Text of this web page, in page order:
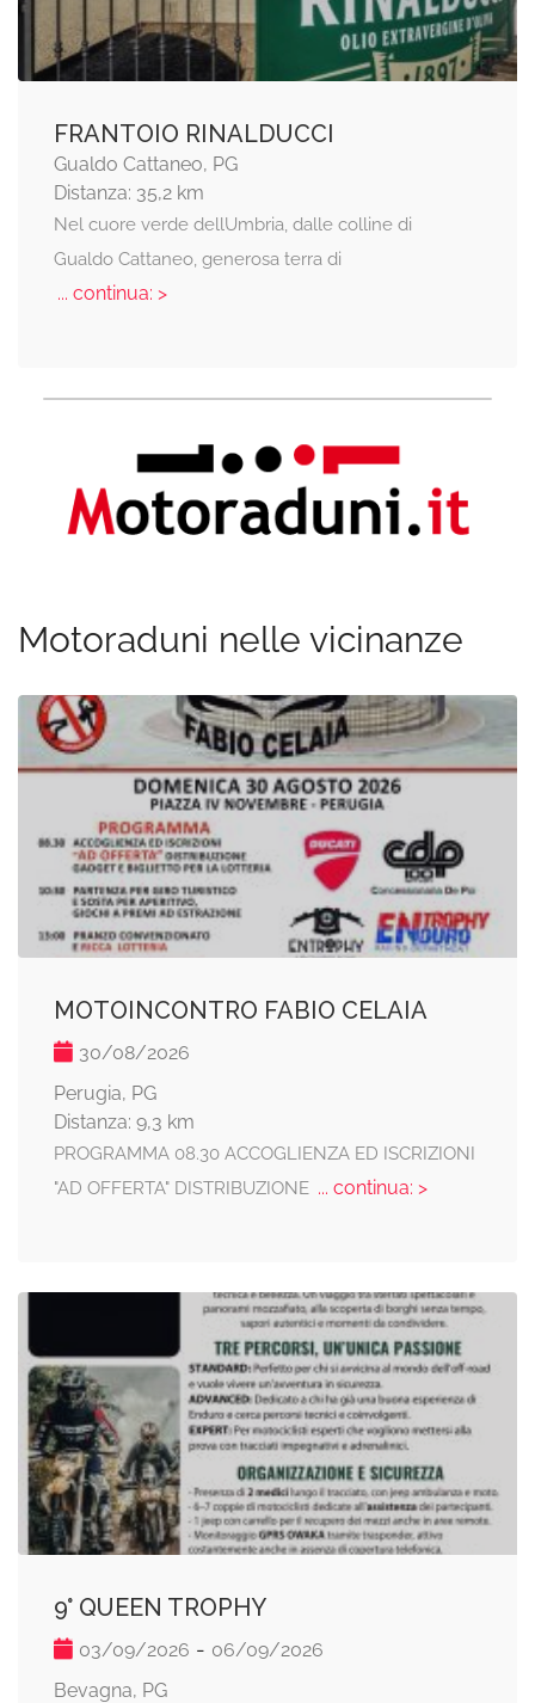
FRANTOIO RINALDUCCI
Gualdo Cattaneo, PG
Distanza: 35,2 km
Nel cuore verde dellUmbria, dalle colline di
Gualdo Cattaneo, generosa terra di
... continua: >
Motoraduni nelle vicinanze
MOTOINCONTRO FABIO CELAIA
30/08/2026
Perugia, PG
Distanza: 9,3 km
PROGRAMMA 08.30 ACCOGLIENZA ED ISCRIZIONI
"AD OFFERTA" DISTRIBUZIONE... continua: >
9° QUEEN TROPHY
03/09/2026 - 06/09/2026
Bevagna, PG